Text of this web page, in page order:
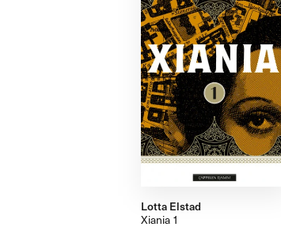
Lotta Elstad
Xiania 1